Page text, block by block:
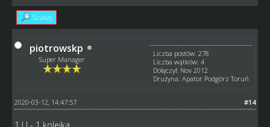
Szukaj
piotrowskp
Super Manager
Liczba postów: 278
Liczba wątków: 4
Dołączył: Nov 2012
Drużyna: Apator Podgórz Toruń
#14
2020-03-12, 14:47:57